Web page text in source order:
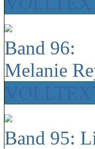
Band 96:
Melanie
Band 95: